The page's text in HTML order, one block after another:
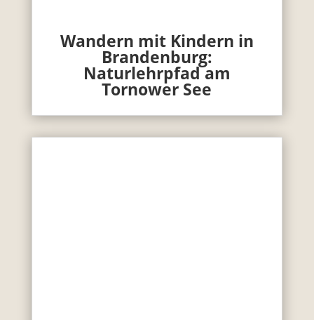
Wandern mit Kindern in
Brandenburg:
Naturlehrpfad am
Tornower See